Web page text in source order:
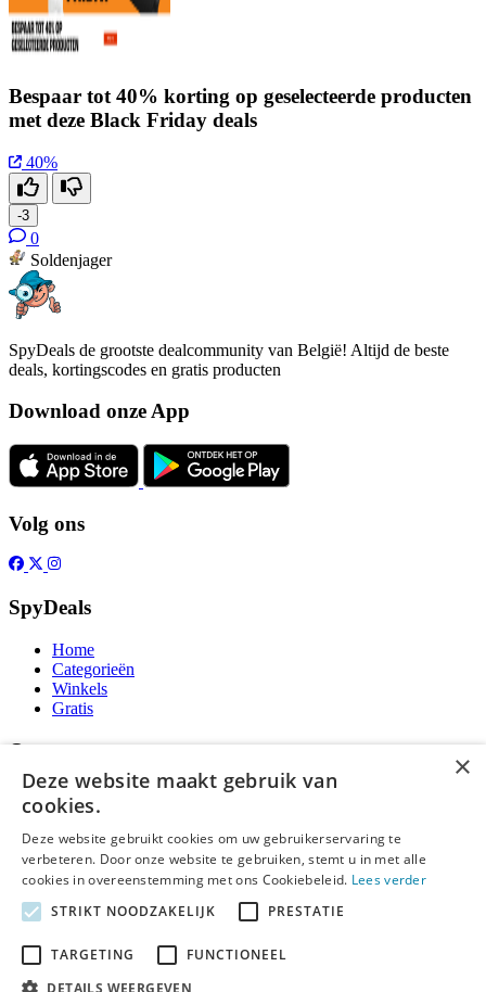
Bespaar tot 40% korting op geselecteerde producten
met deze Black Friday deals
40%
-3
0
Soldenjager
SpyDeals de grootste dealcommunity van België! Altijd de beste
deals, kortingscodes en gratis producten
Download onze App
Volg ons
SpyDeals
Home
Categorieën
Winkels
Gratis
Over
Over ons
Contact
Publicatieregels
Legal
Privacy
Algemene Voorwaarden
×
Deze website maakt gebruik van
cookies.
Deze website gebruikt cookies om uw gebruikerservaring te
verbeteren. Door onze website te gebruiken, stemt u in met alle
cookies in overeenstemming met ons Cookiebeleid. Lees verder
STRIKT NOODZAKELIJK
PRESTATIE
TARGETING
FUNCTIONEEL
DETAILS WEERGEVEN